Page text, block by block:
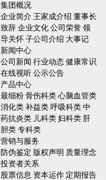
集团概况
企业简介 王家成介绍 董事长
致辞 企业文化 公司荣誉 领
导关怀 子公司介绍 大事记
新闻中心
公司新闻 行业动态 健康常识
在线视听 公示公告
产品中心
最细粉 骨伤科类 心脑血管类
消化类 补益类 呼吸科类 中
药抗炎类 儿科类 妇科类 肝
胆类 专科类
营销与服务
防伪鉴定 版权声明 质量理念
投资者关系
股票信息 资本运作 定期报告